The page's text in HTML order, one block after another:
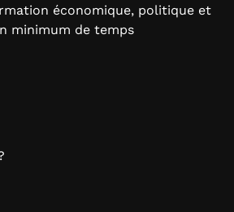
économique, politique et
minimum de temps